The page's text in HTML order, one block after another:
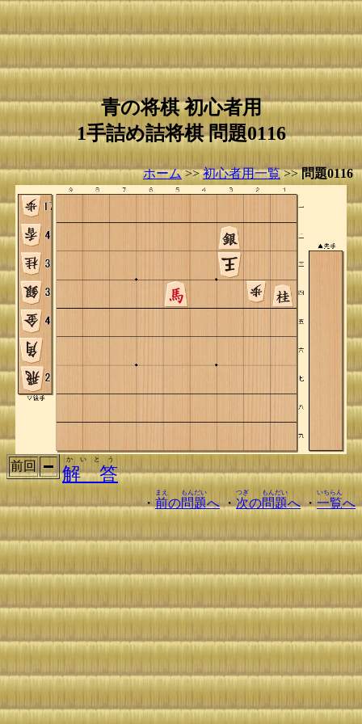
青の将棋 初心者用
1手詰め詰将棋 問題0116
ホーム>>初心者用一覧>>問題0116
前回 解 答
かいとう
・前
まえ
の問題
もんだい
へ・次
つぎ
の問題
もんだい
へ・一覧
いちらん
へ